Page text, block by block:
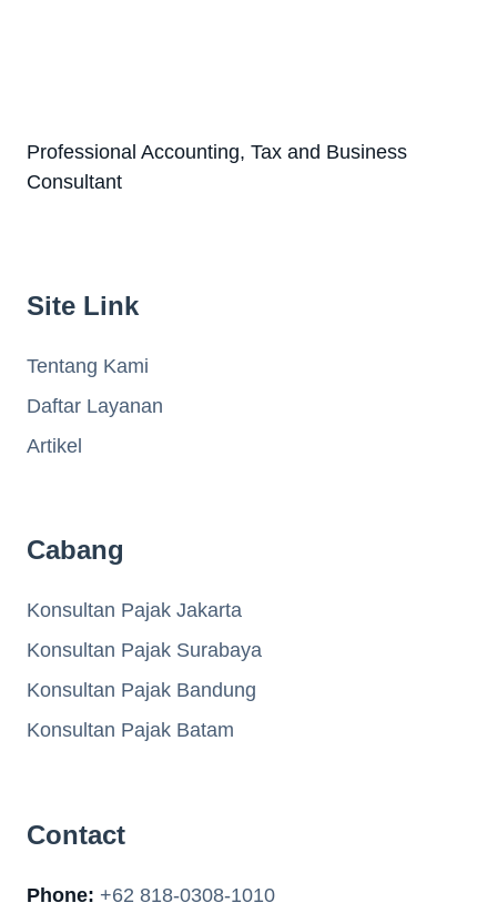
Professional Accounting, Tax and Business
Consultant
Site Link
Tentang Kami
Daftar Layanan
Artikel
Cabang
Konsultan Pajak Jakarta
Konsultan Pajak Surabaya
Konsultan Pajak Bandung
Konsultan Pajak Batam
Contact
Phone: +62 818-0308-1010